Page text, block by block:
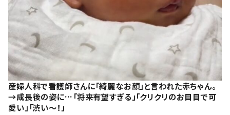
産婦人科で看護師さんに「綺麗なお顔」と言われた赤ちゃん。
→成長後の姿に…「将来有望すぎる」「クリクリのお目目で可
愛い」「渋い～！」